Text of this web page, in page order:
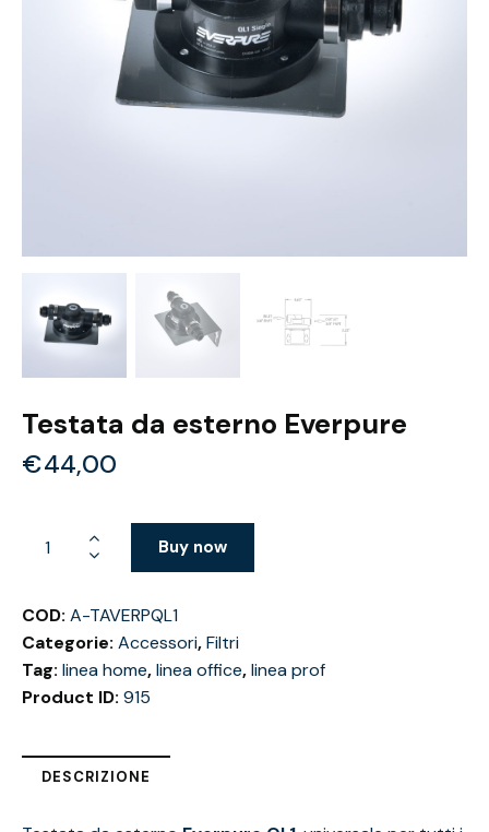
Testata da esterno Everpure
€44,00
Buy now
COD: A-TAVERPQL1
Categorie: Accessori,Filtri
Tag: linea home,linea office,linea prof
Product ID: 915
DESCRIZIONE